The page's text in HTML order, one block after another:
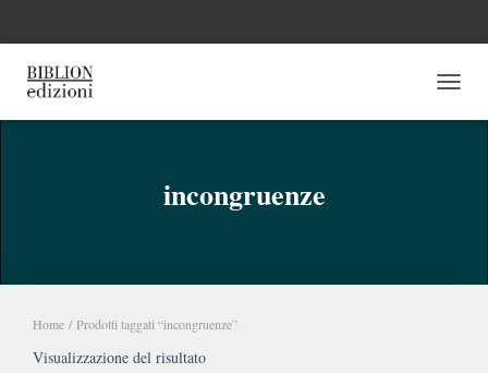
incongruenze
Home / Prodotti taggati “incongruenze”
Visualizzazione del risultato